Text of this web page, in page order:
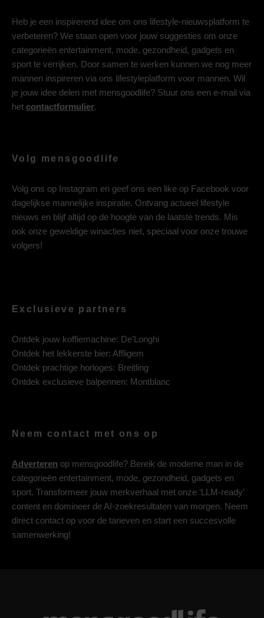
Heb je een inspirerend idee om ons lifestyle-nieuwsplatform te
verbeteren? We staan open voor jouw suggesties om onze
categorieën entertainment, mode, gezondheid, gadgets en
sport te verrijken. Door samen te werken kunnen we nog meer
mannen inspireren via ons lifestyleplatform voor mannen. Wil
je jouw idee delen met mensgoodlife? Stuur ons een e-mail via
het contactformulier.
Volg mensgoodlife
Volg ons op Instagram en geef ons een like op Facebook voor
dagelijkse mannelijke inspiratie. Ontvang actueel lifestyle
nieuws en blijf altijd op de hoogte van de laatste trends. Mis
ook onze geweldige winacties niet, speciaal voor onze trouwe
volgers!
Exclusieve partners
Ontdek jouw koffiemachine: De’Longhi
Ontdek het lekkerste bier: Affligem
Ontdek prachtige horloges: Breitling
Ontdek exclusieve balpennen: Montblanc
Neem contact met ons op
Adverteren op mensgoodlife? Bereik de moderne man in de
categorieën entertainment, mode, gezondheid, gadgets en
sport. Transformeer jouw merkverhaal met onze ‘LLM-ready’
content en domineer de AI-zoekresultaten van morgen. Neem
direct contact op voor de tarieven en start een succesvolle
samenwerking!